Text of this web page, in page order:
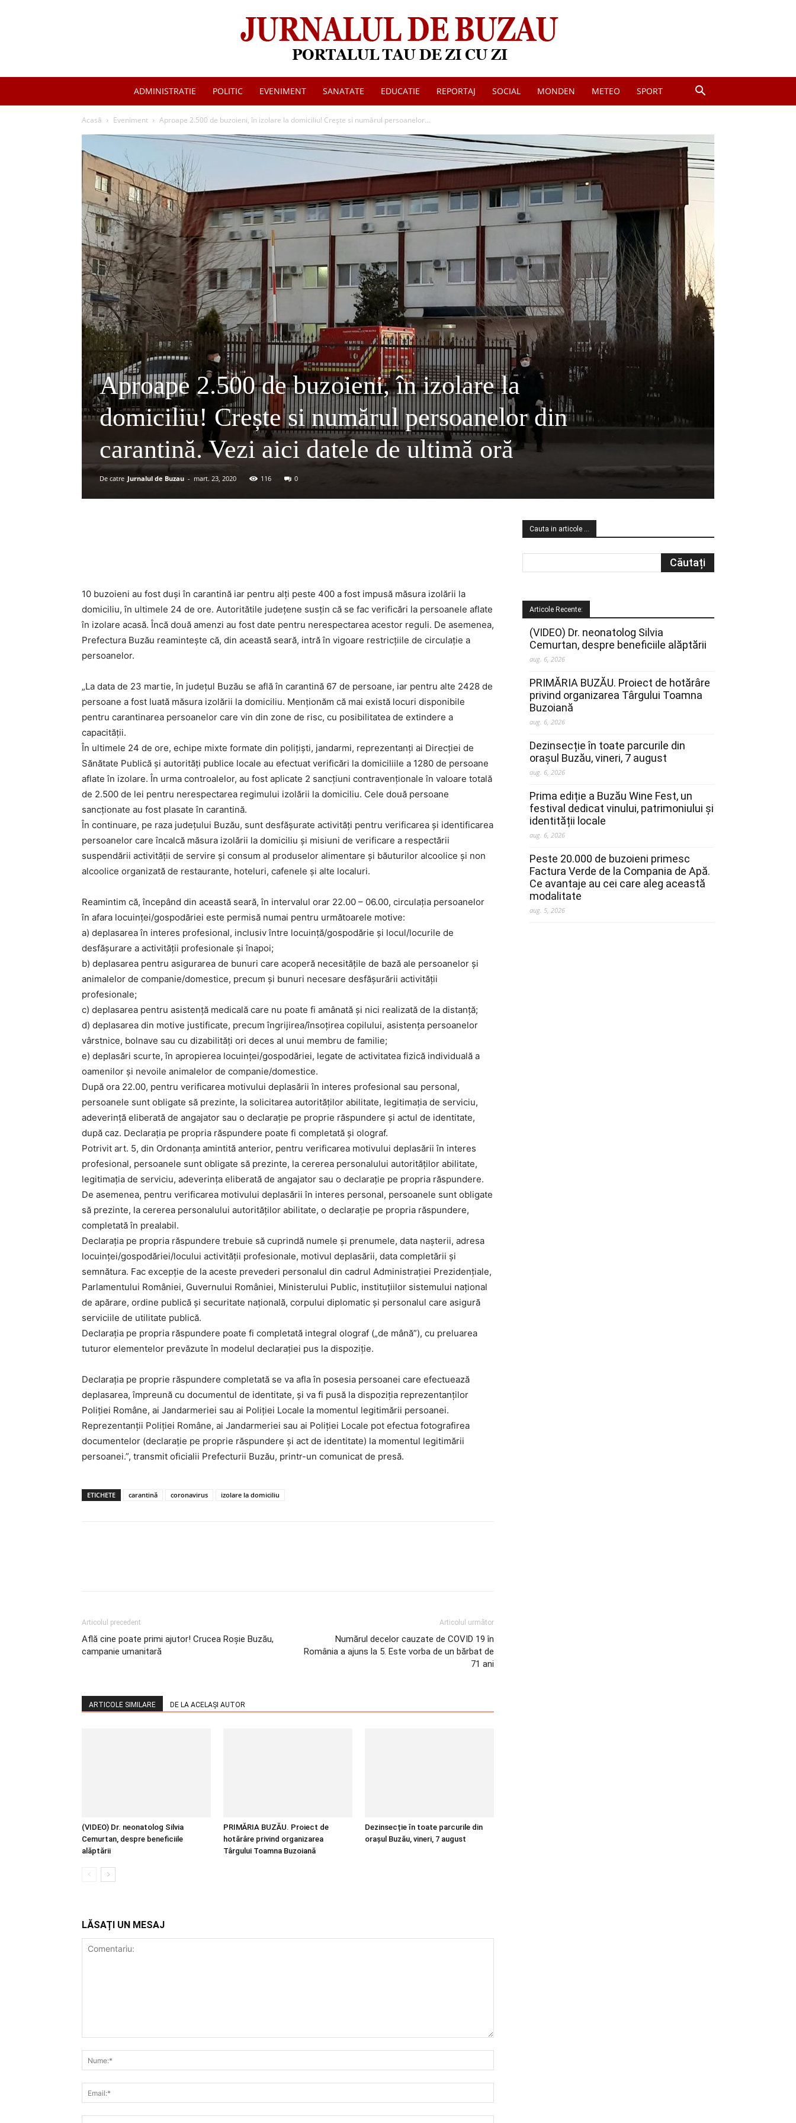
Jurnalul
Buzau
ADMINISTRATIE POLITIC EVENIMENT SANATATE EDUCATIE REPORTAJ SOCIAL MONDEN METEO SPORT
Acasă Eveniment Aproape 2.500 de buzoieni, în izolare la domiciliu! Crește si numărul persoanelor...
Aproape 2.500 de buzoieni, în izolare la
domiciliu! Crește si numărul persoanelor din
carantină. Vezi aici datele de ultimă oră
De catre Jurnalul de Buzau - mart. 23, 2020 116 0
10 buzoieni au fost duși în carantină iar pentru alți peste 400 a fost impusă măsura izolării la
domiciliu, în ultimele 24 de ore. Autoritătile județene susțin că se fac verificări la persoanele aflate
în izolare acasă. Încă două amenzi au fost date pentru nerespectarea acestor reguli. De asemenea,
Prefectura Buzău reamintește că, din această seară, intră în vigoare restricțiile de circulație a
persoanelor.
„La data de 23 martie, în județul Buzău se află în carantină 67 de persoane, iar pentru alte 2428 de
persoane a fost luată măsura izolării la domiciliu. Menționăm că mai există locuri disponibile
pentru carantinarea persoanelor care vin din zone de risc, cu posibilitatea de extindere a
capacității.
În ultimele 24 de ore, echipe mixte formate din polițiști, jandarmi, reprezentanți ai Direcției de
Sănătate Publică și autorități publice locale au efectuat verificări la domiciliile a 1280 de persoane
aflate în izolare. În urma controalelor, au fost aplicate 2 sancțiuni contravenționale în valoare totală
de 2.500 de lei pentru nerespectarea regimului izolării la domiciliu. Cele două persoane
sancționate au fost plasate în carantină.
În continuare, pe raza județului Buzău, sunt desfășurate activități pentru verificarea și identificarea
persoanelor care încalcă măsura izolării la domiciliu și misiuni de verificare a respectării
suspendării activității de servire și consum al produselor alimentare și băuturilor alcoolice și non
alcoolice organizată de restaurante, hoteluri, cafenele și alte localuri.
Reamintim că, începând din această seară, în intervalul orar 22.00 – 06.00, circulația persoanelor
în afara locuinței/gospodăriei este permisă numai pentru următoarele motive:
a) deplasarea în interes profesional, inclusiv între locuință/gospodărie și locul/locurile de
desfășurare a activității profesionale și înapoi;
b) deplasarea pentru asigurarea de bunuri care acoperă necesitățile de bază ale persoanelor și
animalelor de companie/domestice, precum și bunuri necesare desfășurării activității
profesionale;
c) deplasarea pentru asistență medicală care nu poate fi amânată și nici realizată de la distanță;
d) deplasarea din motive justificate, precum îngrijirea/însoțirea copilului, asistența persoanelor
vârstnice, bolnave sau cu dizabilități ori deces al unui membru de familie;
e) deplasări scurte, în apropierea locuinței/gospodăriei, legate de activitatea fizică individuală a
oamenilor și nevoile animalelor de companie/domestice.
După ora 22.00, pentru verificarea motivului deplasării în interes profesional sau personal,
persoanele sunt obligate să prezinte, la solicitarea autorităților abilitate, legitimația de serviciu,
adeverință eliberată de angajator sau o declarație pe proprie răspundere și actul de identitate,
după caz. Declarația pe propria răspundere poate fi completată și olograf.
Potrivit art. 5, din Ordonanța amintită anterior, pentru verificarea motivului deplasării în interes
profesional, persoanele sunt obligate să prezinte, la cererea personalului autorităților abilitate,
legitimația de serviciu, adeverința eliberată de angajator sau o declarație pe propria răspundere.
De asemenea, pentru verificarea motivului deplasării în interes personal, persoanele sunt obligate
să prezinte, la cererea personalului autorităților abilitate, o declarație pe propria răspundere,
completată în prealabil.
Declarația pe propria răspundere trebuie să cuprindă numele și prenumele, data nașterii, adresa
locuinței/gospodăriei/locului activității profesionale, motivul deplasării, data completării și
semnătura. Fac excepție de la aceste prevederi personalul din cadrul Administrației Prezidențiale,
Parlamentului României, Guvernului României, Ministerului Public, instituțiilor sistemului național
de apărare, ordine publică și securitate națională, corpului diplomatic și personalul care asigură
serviciile de utilitate publică.
Declarația pe propria răspundere poate fi completată integral olograf („de mână”), cu preluarea
tuturor elementelor prevăzute în modelul declarației pus la dispoziție.
Declarația pe proprie răspundere completată se va afla în posesia persoanei care efectuează
deplasarea, împreună cu documentul de identitate, și va fi pusă la dispoziția reprezentanților
Poliției Române, ai Jandarmeriei sau ai Poliției Locale la momentul legitimării persoanei.
Reprezentanții Poliției Române, ai Jandarmeriei sau ai Poliției Locale pot efectua fotografirea
documentelor (declarație pe proprie răspundere și act de identitate) la momentul legitimării
persoanei.”, transmit oficialii Prefecturii Buzău, printr-un comunicat de presă.
ETICHETE carantină coronavirus izolare la domiciliu
Articolul precedent
Află cine poate primi ajutor! Crucea Roșie Buzău,
campanie umanitară
Articolul următor
Numărul decelor cauzate de COVID 19 în
România a ajuns la 5. Este vorba de un bărbat de
71 ani
ARTICOLE SIMILARE DE LA ACELAȘI AUTOR
(VIDEO) Dr. neonatolog Silvia
Cemurtan, despre beneficiile
alăptării
PRIMĂRIA BUZĂU. Proiect de
hotărâre privind organizarea
Târgului Toamna Buzoiană
Dezinsecție în toate parcurile din
orașul Buzău, vineri, 7 august
LĂSAȚI UN MESAJ
Cauta in articole …
Articole Recente:
(VIDEO) Dr. neonatolog Silvia
Cemurtan, despre beneficiile alăptării
aug. 6, 2026
PRIMĂRIA BUZĂU. Proiect de hotărâre
privind organizarea Târgului Toamna
Buzoiană
aug. 6, 2026
Dezinsecție în toate parcurile din
orașul Buzău, vineri, 7 august
aug. 6, 2026
Prima ediție a Buzău Wine Fest, un
festival dedicat vinului, patrimoniului și
identității locale
aug. 6, 2026
Peste 20.000 de buzoieni primesc
Factura Verde de la Compania de Apă.
Ce avantaje au cei care aleg această
modalitate
aug. 5, 2026